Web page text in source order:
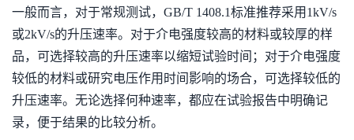
一般而言，对于常规测试，GB/T 1408.1标准推荐采用1kV/s
或2kV/s的升压速率。对于介电强度较高的材料或较厚的样
品，可选择较高的升压速率以缩短试验时间；对于介电强度
较低的材料或研究电压作用时间影响的场合，可选择较低的
升压速率。无论选择何种速率，都应在试验报告中明确记
录，便于结果的比较分析。